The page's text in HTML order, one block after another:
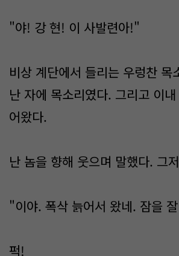
"야! 강 현! 이 사발련아!"
비상 계단에서 들리는 우렁찬 목
난 자에 목소리였다. 그리고 이
어왔다.
난 놈을 향해 웃으며 말했다. 그
"이야. 폭삭 늙어서 왔네. 잠을
퍽!